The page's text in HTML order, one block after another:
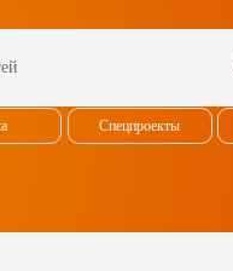
Спецпроекты